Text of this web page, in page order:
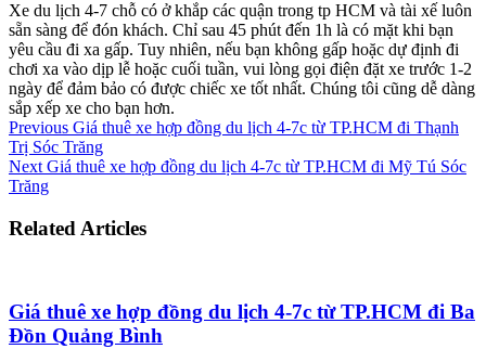
Xe du lịch 4-7 chỗ có ở khắp các quận trong tp HCM và tài xế luôn
sẵn sàng để đón khách. Chỉ sau 45 phút đến 1h là có mặt khi bạn
yêu cầu đi xa gấp. Tuy nhiên, nếu bạn không gấp hoặc dự định đi
chơi xa vào dịp lễ hoặc cuối tuần, vui lòng gọi điện đặt xe trước 1-2
ngày để đảm bảo có được chiếc xe tốt nhất. Chúng tôi cũng dễ dàng
sắp xếp xe cho bạn hơn.
Previous Giá thuê xe hợp đồng du lịch 4-7c từ TP.HCM đi Thạnh
Trị Sóc Trăng
Next Giá thuê xe hợp đồng du lịch 4-7c từ TP.HCM đi Mỹ Tú Sóc
Trăng
Related Articles
Giá thuê xe hợp đồng du lịch 4-7c từ TP.HCM đi Ba
Đồn Quảng Bình